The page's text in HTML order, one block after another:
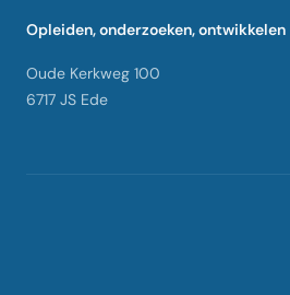
Opleiden, onderzoeken, ontwikkelen
Oude Kerkweg 100
6717 JS Ede